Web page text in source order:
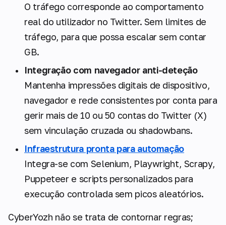
O tráfego corresponde ao comportamento
real do utilizador no Twitter. Sem limites de
tráfego, para que possa escalar sem contar
GB.
Integração com navegador anti-deteção
Mantenha impressões digitais de dispositivo,
navegador e rede consistentes por conta para
gerir mais de 10 ou 50 contas do Twitter (X)
sem vinculação cruzada ou shadowbans.
Infraestrutura pronta para automação
Integra-se com Selenium, Playwright, Scrapy,
Puppeteer e scripts personalizados para
execução controlada sem picos aleatórios.
CyberYozh não se trata de contornar regras;